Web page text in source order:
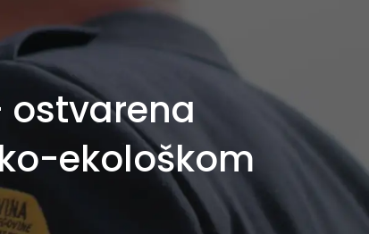
ostvarena
ekološkom